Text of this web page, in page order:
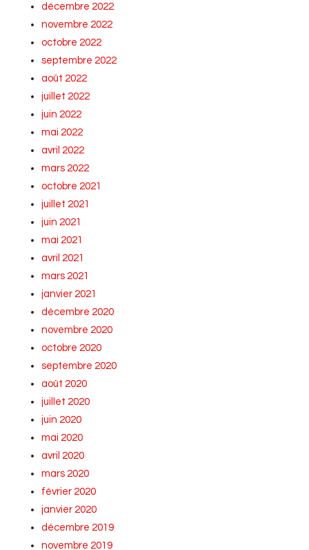
décembre 2022
novembre 2022
octobre 2022
septembre 2022
août 2022
juillet 2022
juin 2022
mai 2022
avril 2022
mars 2022
octobre 2021
juillet 2021
juin 2021
mai 2021
avril 2021
mars 2021
janvier 2021
décembre 2020
novembre 2020
octobre 2020
septembre 2020
août 2020
juillet 2020
juin 2020
mai 2020
avril 2020
mars 2020
février 2020
janvier 2020
décembre 2019
novembre 2019